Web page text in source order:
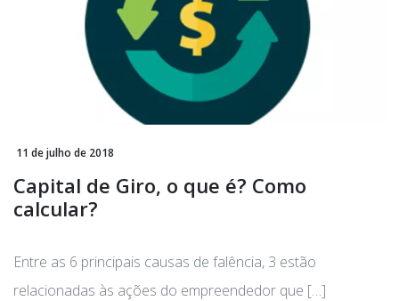
11 de julho de 2018
Capital de Giro, o que é? Como
calcular?
Entre as 6 principais causas de falência, 3 estão
relacionadas às ações do empreendedor que […]